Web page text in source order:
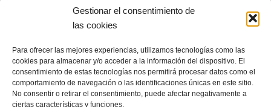
Gestionar el consentimiento de
las cookies
Para ofrecer las mejores experiencias, utilizamos tecnologías como las
cookies para almacenar y/o acceder a la información del dispositivo. El
consentimiento de estas tecnologías nos permitirá procesar datos como el
comportamiento de navegación o las identificaciones únicas en este sitio.
No consentir o retirar el consentimiento, puede afectar negativamente a
ciertas características y funciones.